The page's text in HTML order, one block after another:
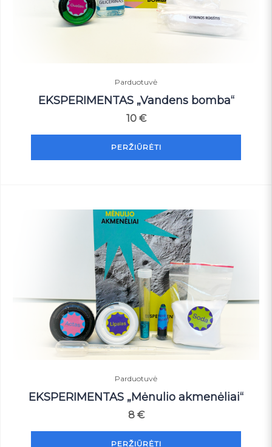
Parduotuvė
EKSPERIMENTAS „Vandens bomba“
10 €
PERŽIŪRĖTI
Parduotuvė
EKSPERIMENTAS „Mėnulio akmenėliai“
8 €
PERŽIŪRĖTI